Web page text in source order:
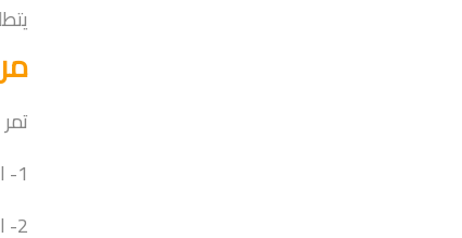
1- المعاينة والتخطيط: يتم تحديد حجم العفش وعدد القطع.
2- الفك: فك الأثاث الكبير مثل الدواليب والأسِرّة.